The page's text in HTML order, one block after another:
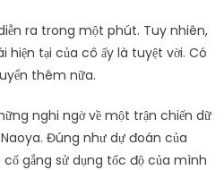
ra trong một phút. Tuy nhiên,
hiện tại của cô ấy là tuyệt vời. Có
thêm nữa.
nghi ngờ về một trận chiến dữ
Đúng như dự đoán của
gắng sử dụng tốc độ của mình